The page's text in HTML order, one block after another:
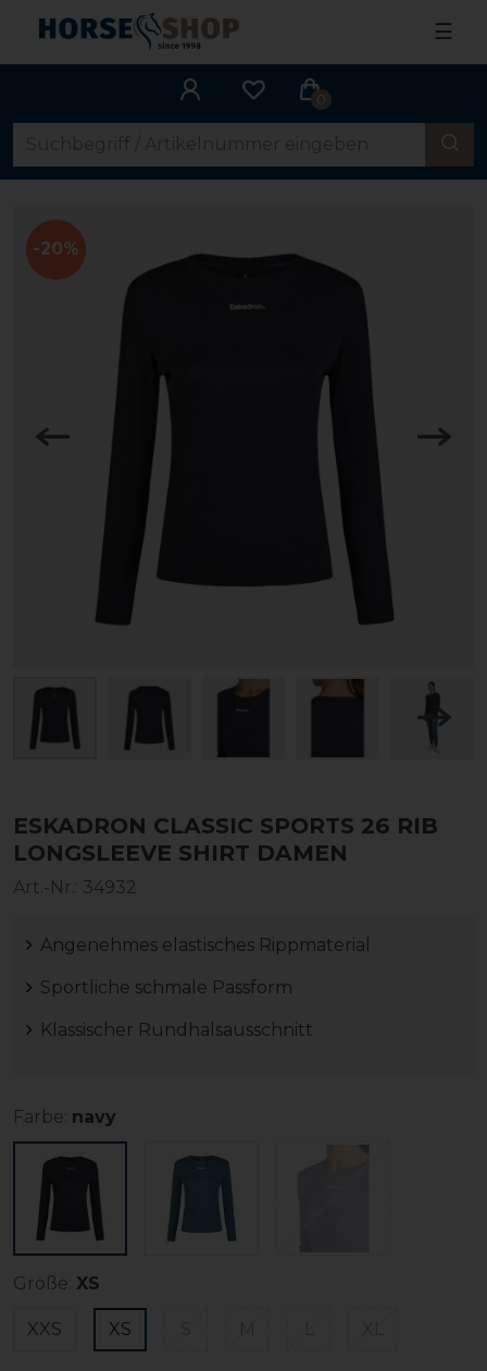
☰
0
-20%
ESKADRON CLASSIC SPORTS 26 RIB
LONGSLEEVE SHIRT DAMEN
Art.-Nr.: 34932
Angenehmes elastisches Rippmaterial
Sportliche schmale Passform
Klassischer Rundhalsausschnitt
Farbe: navy
Größe: XS
XXS XS